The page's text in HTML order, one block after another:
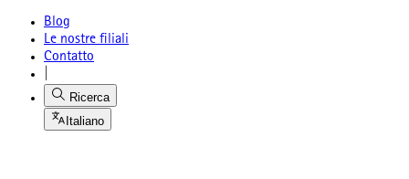
Blog
Le nostre filiali
Contatto
Ricerca
Italiano